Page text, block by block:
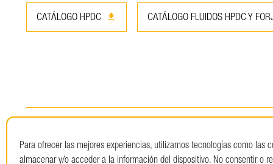
Para ofrecer las mejores experiencias, utilizamos tecnologías como las
almacenar y/o acceder a la información del dispositivo. No consentir o
CATÁLOGO HPDC download CATÁLOGO FLUIDOS HPDC Y